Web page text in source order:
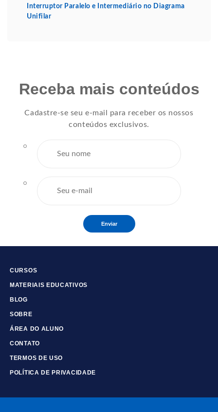
Interruptor Paralelo e Intermediário no Diagrama
Unifilar
Receba mais conteúdos
Cadastre-se seu e-mail para receber os nossos
conteúdos exclusivos.
Enviar
CURSOS
MATERIAIS EDUCATIVOS
BLOG
SOBRE
ÁREA DO ALUNO
CONTATO
TERMOS DE USO
POLÍTICA DE PRIVACIDADE